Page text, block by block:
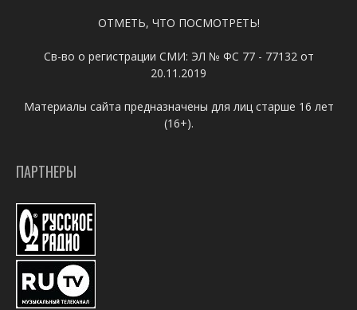
ОТМЕТЬ, ЧТО ПОСМОТРЕТЬ!
Св-во о регистрации СМИ: ЭЛ № ФС 77 - 77132 от
20.11.2019
Материалы сайта предназначены для лиц старше 16 лет
(16+).
ПАРТНЕРЫ